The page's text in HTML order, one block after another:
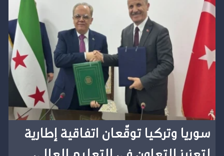
سوريا وتركيا توقّعان اتفاقية إطارية